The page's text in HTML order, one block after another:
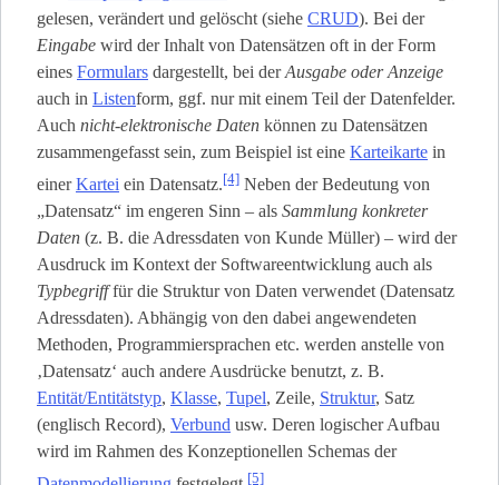
gelesen, verändert und gelöscht (siehe CRUD). Bei der
Eingabe wird der Inhalt von Datensätzen oft in der Form
eines Formulars dargestellt, bei derAusgabe oder Anzeige
auch in Listen­form, ggf. nur mit einem Teil der Datenfelder.
Auch nicht-elektronische Daten können zu Datensätzen
zusammengefasst sein, zum Beispiel ist eine Karteikarte in
einerKartei ein Datensatz.[4] Neben der Bedeutung von
„Datensatz“ im engeren Sinn – als Sammlung konkreter
Daten (z. B. die Adressdaten von Kunde Müller) – wird der
Ausdruck im Kontext der Softwareentwicklung auch als
Typbegrifffür die Struktur von Daten verwendet (Datensatz
Adressdaten). Abhängig von den dabei angewendeten
Methoden, Programmiersprachen etc. werden anstelle von
‚Datensatz‘ auch andere Ausdrücke benutzt, z. B.
Entität/Entitätstyp, Klasse, Tupel, Zeile, Struktur, Satz
(englisch Record), Verbund usw. Deren logischer Aufbau
wird im Rahmen des Konzeptionellen Schemas der
[5]